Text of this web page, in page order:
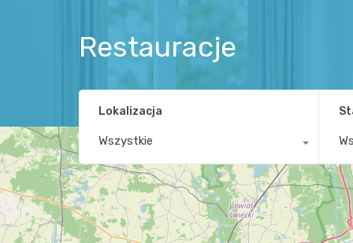
Restauracje
Lokalizacja
Wszystkie